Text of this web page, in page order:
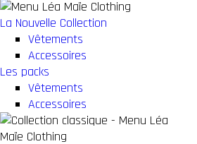
La Nouvelle Collection
Vêtements
Accessoires
Les packs
Vêtements
Accessoires